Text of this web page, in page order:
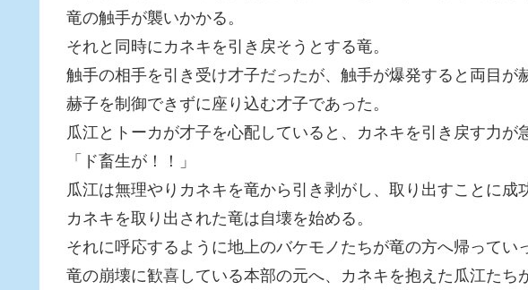
竜の触手が襲いかかる。
それと同時にカネキを引き戻そうとする竜。
触手の相手を引き受け才子だったが、触手が爆発すると両目が
赫子を制御できずに座り込む才子であった。
瓜江とトーカが才子を心配していると、カネキを引き戻す力が
「ド畜生が！！」
瓜江は無理やりカネキを竜から引き剥がし、取り出すことに成
カネキを取り出された竜は自壊を始める。
それに呼応するように地上のバケモノたちが竜の方へ帰ってい
竜の崩壊に歓喜している本部の元へ、カネキを抱えた瓜江たち